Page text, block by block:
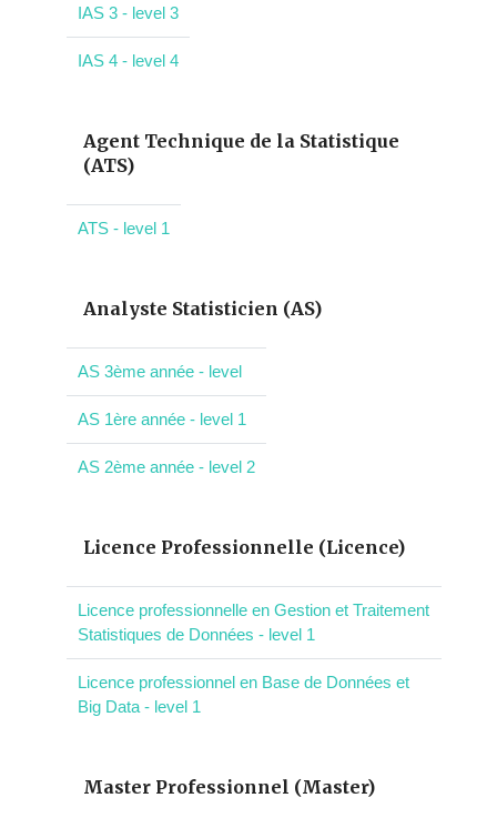
IAS 3 - level 3
IAS 4 - level 4
Agent Technique de la Statistique
(ATS)
ATS - level 1
Analyste Statisticien (AS)
AS 3ème année - level
AS 1ère année - level 1
AS 2ème année - level 2
Licence Professionnelle (Licence)
Licence professionnelle en Gestion et Traitement
Statistiques de Données - level 1
Licence professionnel en Base de Données et
Big Data - level 1
Master Professionnel (Master)